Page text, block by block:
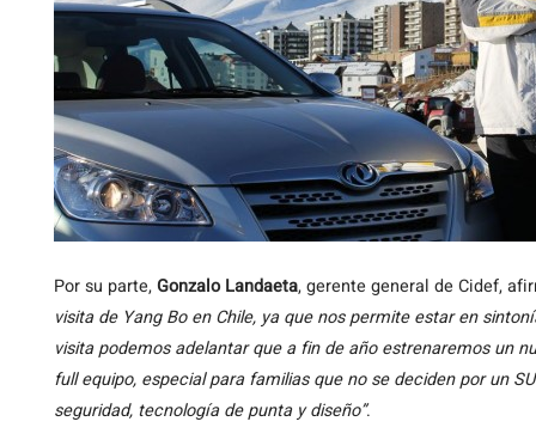
Por su parte,Gonzalo Landaeta, gerente general de Cidef,
visita de Yang Bo en Chile, ya que nos permite estar en
visita podemos adelantar que a fin de año estrenaremos un
full equipo, especial para familias que no se deciden por un
seguridad, tecnología de punta y diseño”.